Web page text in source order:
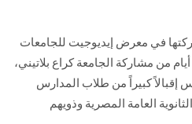
في معرض إيديوجيت للجامعات
من مشاركة الجامعة كراع بلاتيني،
كبيراً من طلاب المدارس
العامة المصرية وذويهم